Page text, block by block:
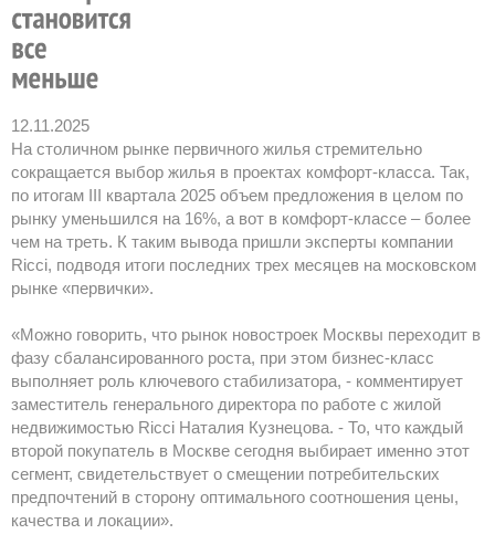
12.11.2025
На столичном рынке первичного жилья стремительно
сокращается выбор жилья в проектах комфорт-класса. Так,
по итогам III квартала 2025 объем предложения в целом по
рынку уменьшился на 16%, а вот в комфорт-классе – более
чем на треть. К таким вывода пришли эксперты компании
Ricci, подводя итоги последних трех месяцев на московском
рынке «первички».
«Можно говорить, что рынок новостроек Москвы переходит в
фазу сбалансированного роста, при этом бизнес-класс
выполняет роль ключевого стабилизатора, - комментирует
заместитель генерального директора по работе с жилой
недвижимостью Ricci Наталия Кузнецова. - То, что каждый
второй покупатель в Москве сегодня выбирает именно этот
сегмент, свидетельствует о смещении потребительских
предпочтений в сторону оптимального соотношения цены,
качества и локации».